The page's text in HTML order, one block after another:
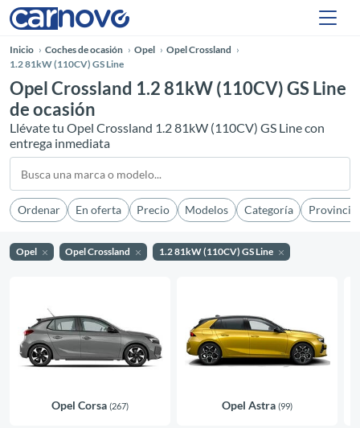
Inicio Coches de ocasión Opel
Opel Crossland
1.2 81kW (110CV) GS Line
Opel Crossland 1.2 81kW (110CV) GS Line
de ocasión
Llévate tu Opel Crossland 1.2 81kW (110CV) GS Line con
entrega inmediata
Ordenar En oferta Precio Modelos Categoría Provincia
Opel Opel Crossland 1.2 81kW (110CV) GS Line
Opel Corsa (267) Opel Astra (99)